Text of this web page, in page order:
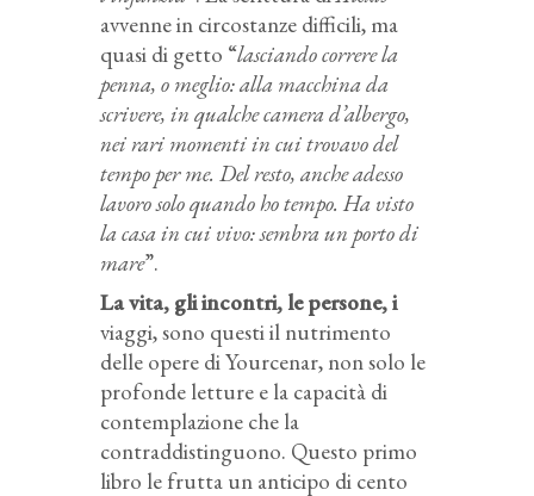
avvenne in circostanze difficili, ma
quasi di getto “lasciando correre la
penna, o meglio: alla macchina da
scrivere, in qualche camera d’albergo,
nei rari momenti in cui trovavo del
tempo per me. Del resto, anche adesso
lavoro solo quando ho tempo. Ha visto
la casa in cui vivo: sembra un porto di
mare”.
La vita, gli incontri, le persone, i
viaggi, sono questi il nutrimento
delle opere di Yourcenar, non solo le
profonde letture e la capacità di
contemplazione che la
contraddistinguono. Questo primo
libro le frutta un anticipo di cento